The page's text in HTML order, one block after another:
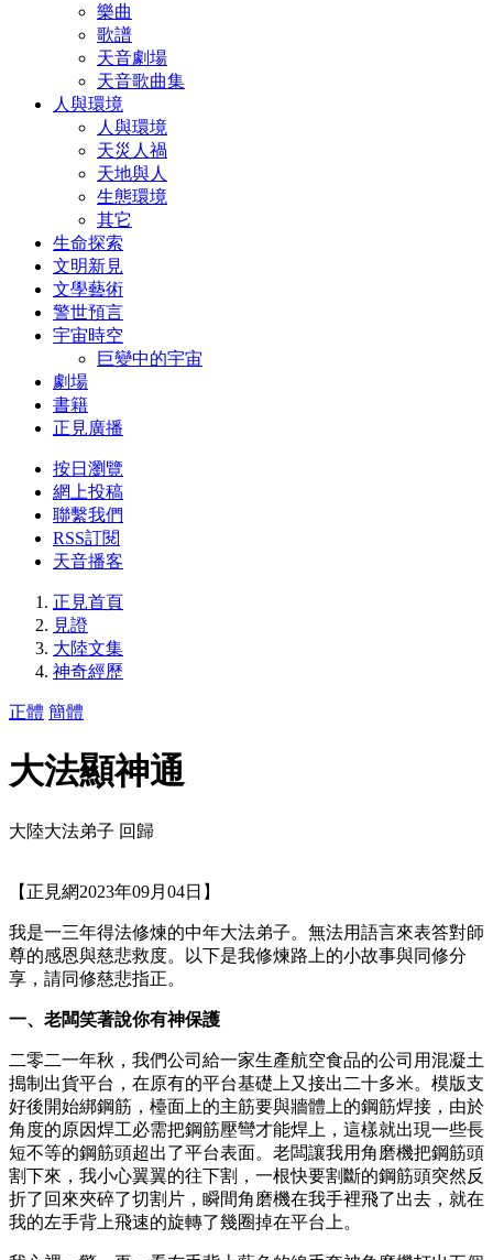
樂曲
歌譜
天音劇場
天音歌曲集
人與環境
人與環境
天災人禍
天地與人
生態環境
其它
生命探索
文明新見
文學藝術
警世預言
宇宙時空
巨變中的宇宙
劇場
書籍
正見廣播
按日瀏覽
網上投稿
聯繫我們
RSS訂閱
天音播客
正見首頁
見證
大陸文集
神奇經歷
正體 簡體
大法顯神通
大陸大法弟子 回歸
【正見網2023年09月04日】
我是一三年得法修煉的中年大法弟子。無法用語言來表答對師
尊的感恩與慈悲救度。以下是我修煉路上的小故事與同修分
享，請同修慈悲指正。
一、老闆笑著說你有神保護
二零二一年秋，我們公司給一家生產航空食品的公司用混凝土
搗制出貨平台，在原有的平台基礎上又接出二十多米。模版支
好後開始綁鋼筋，檯面上的主筋要與牆體上的鋼筋焊接，由於
角度的原因焊工必需把鋼筋壓彎才能焊上，這樣就出現一些長
短不等的鋼筋頭超出了平台表面。老闆讓我用角磨機把鋼筋頭
割下來，我小心翼翼的往下割，一根快要割斷的鋼筋頭突然反
折了回來夾碎了切割片，瞬間角磨機在我手裡飛了出去，就在
我的左手背上飛速的旋轉了幾圈掉在平台上。